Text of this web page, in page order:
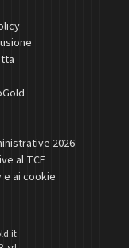
2026
al TCF
ai cookie